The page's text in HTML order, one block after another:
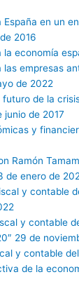
España en un
2016
la economía
las empresas
de 2022
de la
junio de 2017
y
Ramón
de enero de
y contable
y contable
29 de
y contable
de la